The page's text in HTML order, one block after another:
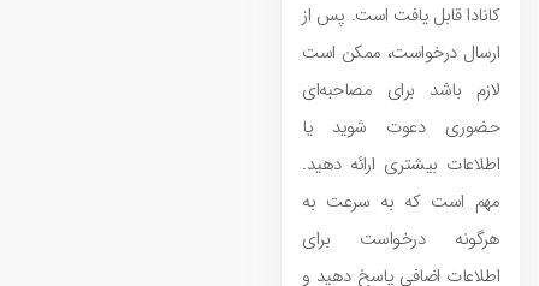
کانادا قابل یافت است. پس از
ارسال درخواست، ممکن است
لازم باشد برای مصاحبه‌ای
حضوری دعوت شوید یا
اطلاعات بیشتری ارائه دهید.
مهم است که به سرعت به
هرگونه درخواست برای
اطلاعات اضافی پاسخ دهید و